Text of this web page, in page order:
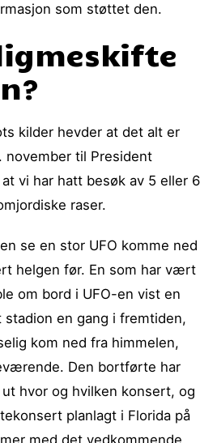
som støttet den.
kilder hevder at det alt er
november til President
vi har hatt besøk av 5 eller 6
raser.
se en stor UFO komme ned
helgen før. En som har vært
om bord i UFO-en vist en
en gang i fremtiden,
kom ned fra himmelen,
Den bortførte har
hvor og hvilken konsert, og
planlagt i Florida på